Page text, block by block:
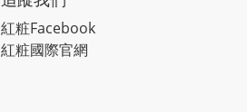
紅粧Facebook
紅粧國際官網